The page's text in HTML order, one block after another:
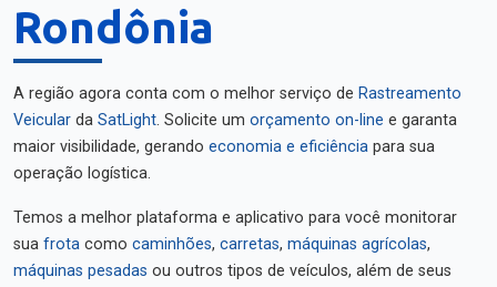
Rondônia
A região agora conta com o melhor serviço de Rastreamento
Veicular da SatLight. Solicite um orçamento on-line e garanta
maior visibilidade, gerando economia e eficiência para sua
operação logística.
Temos a melhor plataforma e aplicativo para você monitorar
sua frota como caminhões, carretas, máquinas agrícolas,
máquinas pesadas ou outros tipos de veículos, além de seus